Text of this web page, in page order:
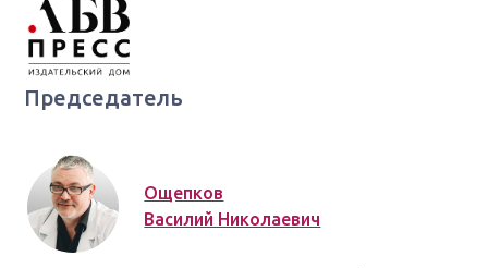
Председатель
Ощепков
Василий Николаевич